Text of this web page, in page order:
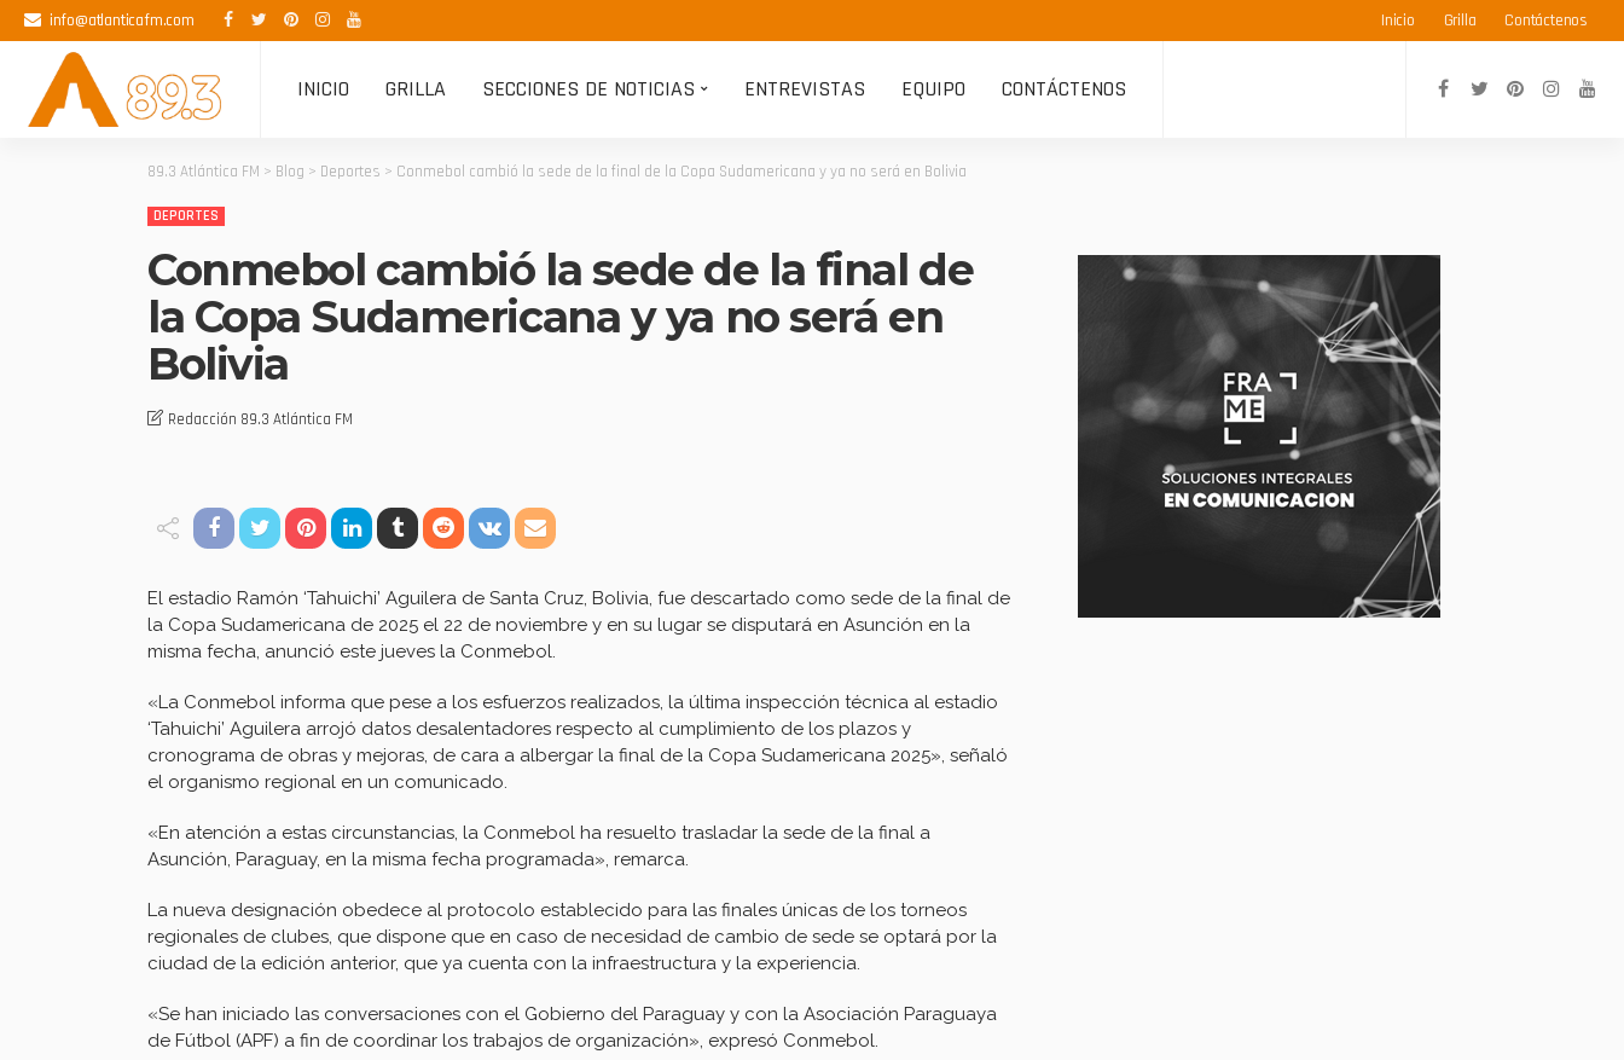
info@atlanticafm.com Inicio Grilla Contáctenos
INICIO GRILLA SECCIONES DE NOTICIAS ENTREVISTAS EQUIPO CONTÁCTENOS
89.3 Atlántica FM > Blog > Deportes > Conmebol cambió la sede de la final de la Copa Sudamericana y ya no será en Bolivia
DEPORTES
Conmebol cambió la sede de la final de
la Copa Sudamericana y ya no será en
Bolivia
Redacción 89.3 Atlántica FM
El estadio Ramón ‘Tahuichi’ Aguilera de Santa Cruz, Bolivia, fue descartado como sede de la final de
la Copa Sudamericana de 2025 el 22 de noviembre y en su lugar se disputará en Asunción en la
misma fecha, anunció este jueves la Conmebol.
«La Conmebol informa que pese a los esfuerzos realizados, la última inspección técnica al estadio
‘Tahuichi’ Aguilera arrojó datos desalentadores respecto al cumplimiento de los plazos y
cronograma de obras y mejoras, de cara a albergar la final de la Copa Sudamericana 2025», señaló
el organismo regional en un comunicado.
«En atención a estas circunstancias, la Conmebol ha resuelto trasladar la sede de la final a
Asunción, Paraguay, en la misma fecha programada», remarca.
La nueva designación obedece al protocolo establecido para las finales únicas de los torneos
regionales de clubes, que dispone que en caso de necesidad de cambio de sede se optará por la
ciudad de la edición anterior, que ya cuenta con la infraestructura y la experiencia.
«Se han iniciado las conversaciones con el Gobierno del Paraguay y con la Asociación Paraguaya
de Fútbol (APF) a fin de coordinar los trabajos de organización», expresó Conmebol.